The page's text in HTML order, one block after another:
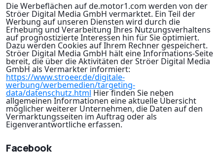
Die Werbeflächen auf de.motor1.com werden von der
Ströer Digital Media GmbH vermarktet. Ein Teil der
Werbung auf unseren Diensten wird durch die
Erhebung und Verarbeitung Ihres Nutzungsverhaltens
auf prognostizierte Interessen hin für Sie optimiert.
Dazu werden Cookies auf Ihrem Rechner gespeichert.
Ströer Digital Media GmbH hält eine Informations-Seite
bereit, die über die Aktivitäten der Ströer Digital Media
GmbH als Vermarkter informiert:
https://www.stroeer.de/digitale-
werbung/werbemedien/targeting-
data/datenschutz.html Hier finden Sie neben
allgemeinen Informationen eine aktuelle Übersicht
möglicher weiterer Unternehmen, die Daten auf den
Vermarktungsseiten im Auftrag oder als
Eigenverantwortliche erfassen.
Facebook